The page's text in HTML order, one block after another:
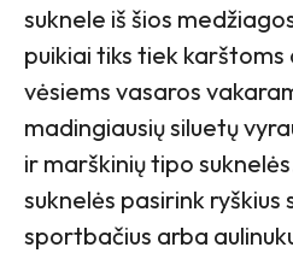
suknele iš šios
puikiai tiks tiek
vėsiems vasaros
madingiausių siluetų
ir marškinių tipo
suknelės pasirink ryškius
sportbačius arba